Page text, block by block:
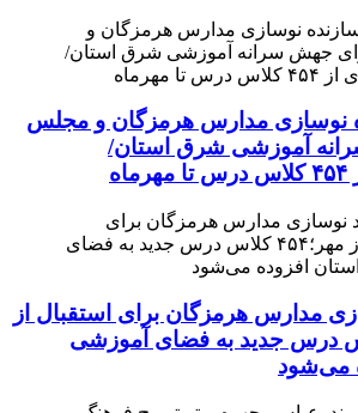
نوسازی مدارس هرمزگان و مجلس
آموزشی شرق استان/
مدارس هرمزگان برای استقبال از
کلاس درس جدید به فضای آموزشی
می‌شود